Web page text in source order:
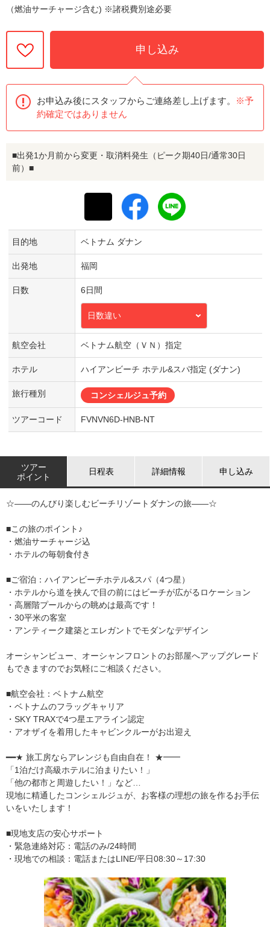
（燃油サーチャージ含む) ※諸税費別途必要
申し込み
お申込み後にスタッフからご連絡差し上げます。
※予
約確定ではありません
■出発1か月前から変更・取消料発生（ピーク期40日/通常30日
前）■
目的地 ベトナム ダナン
出発地 福岡
日数 6日間
日数違い
航空会社 ベトナム航空（ＶＮ）指定
ホテル ハイアンビーチ ホテル&スパ指定 (ダナン)
旅行種別 コンシェルジュ予約
ツアーコード FVNVN6D-HNB-NT
ツアー
ポイント
日程表 詳細情報 申し込み
☆――のんびり楽しむビーチリゾートダナンの旅――☆
■この旅のポイント♪
・燃油サーチャージ込
・ホテルの毎朝食付き
■ご宿泊：ハイアンビーチホテル&スパ（4つ星）
・ホテルから道を挟んで目の前にはビーチが広がるロケーション
・高層階プールからの眺めは最高です！
・30平米の客室
・アンティーク建築とエレガントでモダンなデザイン
オーシャンビュー、オーシャンフロントのお部屋へアップグレード
もできますのでお気軽にご相談ください。
■航空会社：ベトナム航空
・ベトナムのフラッグキャリア
・SKY TRAXで4つ星エアライン認定
・アオザイを着用したキャビンクルーがお出迎え
━━★ 旅工房ならアレンジも自由自在！ ★━━
「1泊だけ高級ホテルに泊まりたい！」
「他の都市と周遊したい！」など…
現地に精通したコンシェルジュが、お客様の理想の旅を作るお手伝
いをいたします！
■現地支店の安心サポート
・緊急連絡対応：電話のみ/24時間
・現地での相談：電話またはLINE/平日08:30～17:30